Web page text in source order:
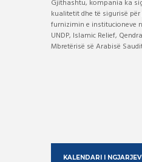
Gjithashtu, kompania ka
kualitetit dhe të sigurisë
furnizimin e institucioneve
UNDP, Islamic Relief,
Mbretërisë së Arabisë
KALENDARI I